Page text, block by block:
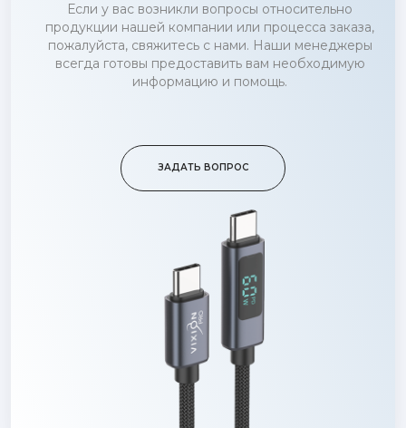
Если у вас возникли вопросы относительно
продукции нашей компании или процесса заказа,
пожалуйста, свяжитесь с нами. Наши менеджеры
всегда готовы предоставить вам необходимую
информацию и помощь.
ЗАДАТЬ ВОПРОС